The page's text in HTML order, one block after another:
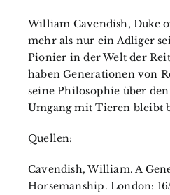
William Cavendish, Duke
mehr als nur ein Adliger
Pionier in der Welt der
haben Generationen von
seine Philosophie über
Umgang mit Tieren bleibt
Quellen:
Cavendish, William. A
Horsemanship. London: